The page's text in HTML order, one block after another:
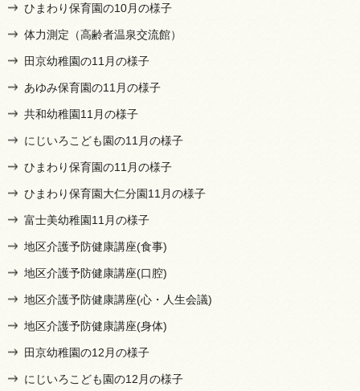
ひまわり保育園の10月の様子
体力測定（高齢者温泉交流館）
田京幼稚園の11月の様子
あゆみ保育園の11月の様子
共和幼稚園11月の様子
にじいろこども園の11月の様子
ひまわり保育園の11月の様子
ひまわり保育園大仁分園11月の様子
富士美幼稚園11月の様子
地区介護予防健康講座(食事)
地区介護予防健康講座(口腔)
地区介護予防健康講座(心・人生会議)
地区介護予防健康講座(身体)
田京幼稚園の12月の様子
にじいろこども園の12月の様子